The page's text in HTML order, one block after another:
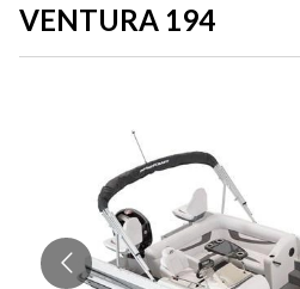
VENTURA 194